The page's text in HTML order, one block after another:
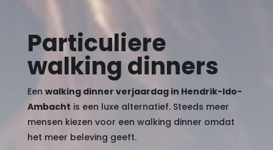
Particuliere
walking dinners
Een walking dinner verjaardag in Hendrik-Ido-
Ambacht is een luxe alternatief. Steeds meer
mensen kiezen voor een walking dinner omdat
het meer beleving geeft.